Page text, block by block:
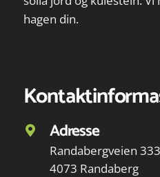
hagen din.
Adresse
Randabergveien
4073 Randaberg